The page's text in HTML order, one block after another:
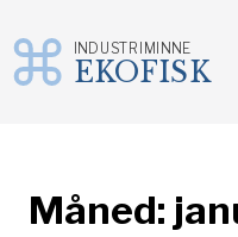
INDUSTRIMINNE
EKOFISK
Måned: